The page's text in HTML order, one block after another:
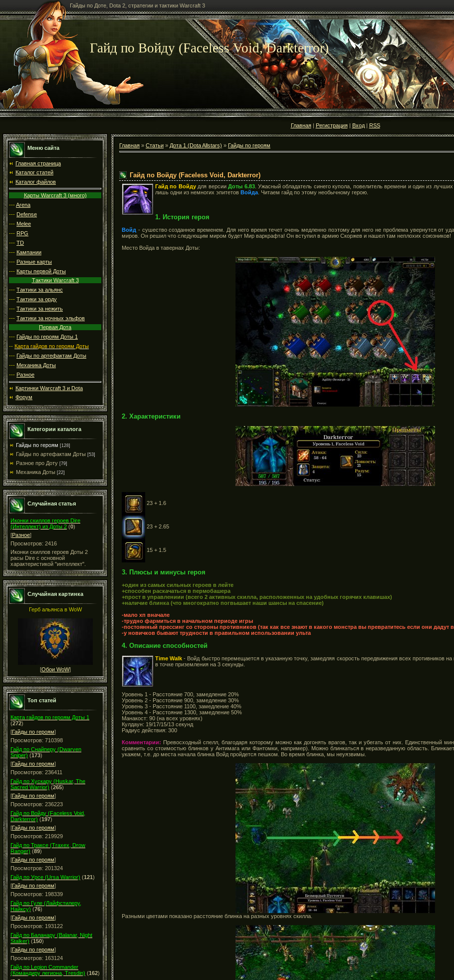
Гайды по Доте, Dota 2, стратегии и тактики Warcraft 3
Гайд по Войду (Faceless Void, Darkterror)
Главная| Регистрация| Вход| RSS
Меню сайта
Главная страница
Каталог статей
Каталог файлов
Карты Warcraft 3 (много)
---Arena
--- Defense
--- Melee
--- RPG
--- TD
--- Кампании
--- Разные карты
--- Карты первой Доты
Тактики Warcraft 3
--- Тактики за альянс
--- Тактики за орду
--- Тактики за нежить
--- Тактики за ночных эльфов
Первая Дота
--- Гайды по героям Доты 1
-- Карта гайдов по героям Доты
--- Гайды по артефактам Доты
--- Механика Доты
--- Разное
Картинки Warcraft 3 и Dota
Форум
Категории каталога
Гайды по героям [128]
Гайды по артефактам Доты [53]
Разное про Доту [79]
Механика Доты [22]
Случайная статья
Иконки скиллов героев Dire
(Интеллект) из Доты 2 (0)
[Разное]
Просмотров: 2416
Иконки скиллов героев Доты 2
расы Dire с основной
характеристикой "интеллект".
Случайная картинка
Герб альянса в WoW
[Обои WoW]
Топ статей
Карта гайдов по героям Доты 1
(272)
[Гайды по героям]
Просмотров: 710398
Гайд по Снайперу (Dwarven
Sniper) (173)
[Гайды по героям]
Просмотров: 236411
Гайд по Хускару (Huskar, The
Sacred Warrior) (265)
[Гайды по героям]
Просмотров: 236223
Гайд по Войду (Faceless Void,
Darkterror) (197)
[Гайды по героям]
Просмотров: 219929
Гайд по Траксе (Traxex, Drow
Ranger) (89)
[Гайды по героям]
Просмотров: 201324
Гайд по Урсе (Ursa Warrior) (121)
[Гайды по героям]
Просмотров: 198339
Гайд по Гуле (Лайфстилеру,
Найксу) (76)
[Гайды по героям]
Просмотров: 193122
Гайд по Баланару (Balanar, Night
Stalker) (150)
[Гайды по героям]
Просмотров: 163124
Гайд по Legion Commander
(Командиру легиона, Tresdin) (162)
Главная » Статьи » Дота 1 (Dota Allstars) » Гайды по героям
Гайд по Войду (Faceless Void, Darkterror)
Гайд по Войдудля версииДоты 6.83. Ужасный обладатель синего купола, повелитель времени и один из
лишь одни из немногих эпитетов Войда . Читаем гайд по этому необычному герою.
1. История героя
Войд - сушество созданное временем. Для него время течет очень медленно поэтому для него не проблема увернутся от
миров. Он решил что следующим миром будет Мир варкрафта! Он вступил в армию Скоржев и нашел там неплохих союзников!
Место Войда в тавернах Доты:
2. Характеристики
23 + 1.6
23 + 2.65
15 + 1.5
3. Плюсы и минусы героя
+один из самых сильных героев в лейте
+способен раскачаться в пермобашера
+прост в управлениии (всего 2 активных скилла, расположенных на удобных горячих клавишах)
+наличие блинка (что многократно погвышает наши шансы на спасение)
-мало хп вначале
-трудно фармиться в начальном периоде игры
-постоянный прессинг со стороны противников (так как все знают в какого монстра вы превратитесь если они дадут
-у новичков бывают трудности в правильном использовании ульта
4. Описание способностей
Time Walk - Войд быстро перемещается в указанную точку, замедляя скорость передвижения всех противников
в точке приземления на 3 секунды.
Уровень 1 - Расстояние 700, замедление 20%
Уровень 2 - Расстояние 900, замедление 30%
Уровень 3 - Расстояние 1100, замедление 40%
Уровень 4 - Расстояние 1300, замедление 50%
Манакост: 90 (на всех уровнях)
Кулдаун: 19/17/15/13 секунд
Радиус действия: 300
Комментарии: Превосходный спелл, благодаря которому можно как догонять врагов, так и убегать от них. Единственный
сравнить со стоимостью блинков у Антимага или Фантомки, например). Можно блинкаться в неразведанную область.
укажем, т.е. до места начала блинка Войд пройдется пешком. Во время блинка, мы неуязвимы.
Разными цветами показано расстояние блинка на разных уровнях скилла.